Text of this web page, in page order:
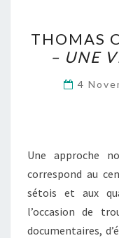
THOMAS
– UNE
4
Une approche
correspond au
sétois et aux
l’occasion de
documentaires,